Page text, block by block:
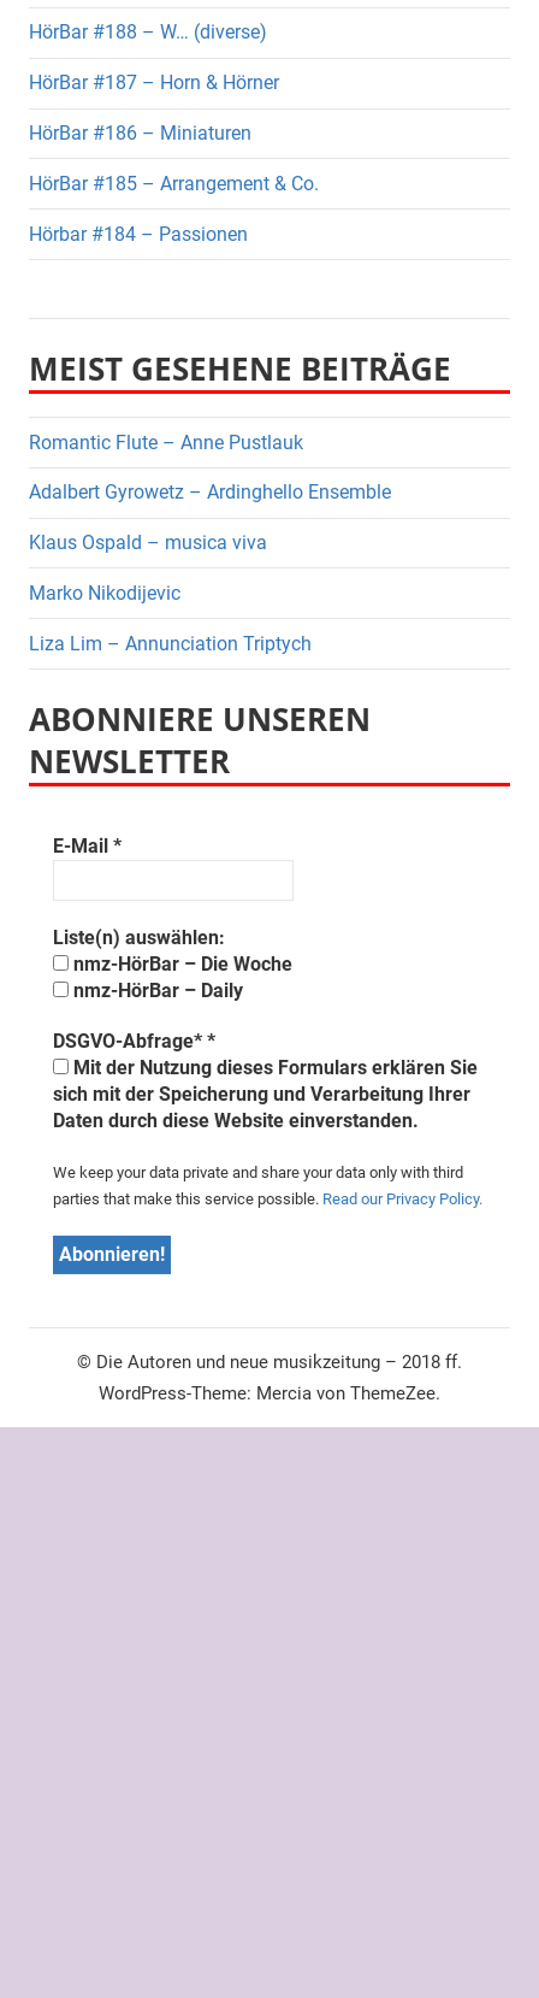
HörBar #188 – W… (diverse)
HörBar #187 – Horn & Hörner
HörBar #186 – Miniaturen
HörBar #185 – Arrangement & Co.
Hörbar #184 – Passionen
MEIST GESEHENE BEITRÄGE
Romantic Flute – Anne Pustlauk
Adalbert Gyrowetz – Ardinghello Ensemble
Klaus Ospald – musica viva
Marko Nikodijevic
Liza Lim – Annunciation Triptych
ABONNIERE UNSEREN
NEWSLETTER
E-Mail *
Liste(n) auswählen:
nmz-HörBar – Die Woche
nmz-HörBar – Daily
DSGVO-Abfrage* *
Mit der Nutzung dieses Formulars erklären Sie
sich mit der Speicherung und Verarbeitung Ihrer
Daten durch diese Website einverstanden.
We keep your data private and share your data only with third
parties that make this service possible. Read our Privacy Policy.
© Die Autoren und neue musikzeitung – 2018 ff.
WordPress-Theme: Mercia von ThemeZee.